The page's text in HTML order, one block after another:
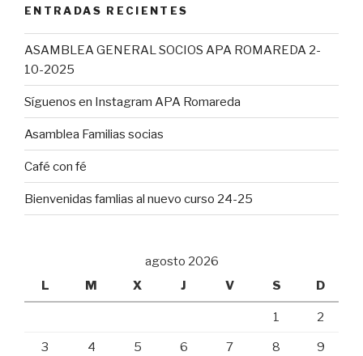
ENTRADAS RECIENTES
ASAMBLEA GENERAL SOCIOS APA ROMAREDA 2-
10-2025
Síguenos en Instagram APA Romareda
Asamblea Familias socias
Café con fé
Bienvenidas famlias al nuevo curso 24-25
agosto 2026
L
M X J V S D
1 2
3 4 5 6 7 8 9